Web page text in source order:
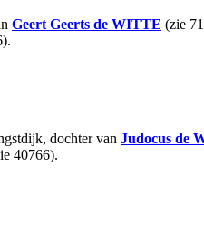
Geert Geerts de WITTE (zie
dochter van Judocus de
40766).